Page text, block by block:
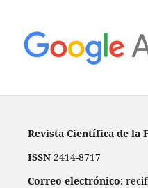
Revista Científica de la
ISSN2414-8717
Correo electrónico: